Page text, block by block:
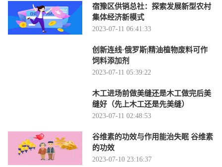
宿豫区供销总社：探索发展新型农村
集体经济新模式
2023-07-11 06:41:33
创新连线·俄罗斯|精油植物废料可作
饲料添加剂
2023-07-11 05:39:22
木工进场前做美缝还是木工做完后美
缝好（先上木工还是先美缝）
2023-07-11 02:48:53
谷维素的功效与作用能治失眠 谷维素
的功效
2023-07-10 23:16:37